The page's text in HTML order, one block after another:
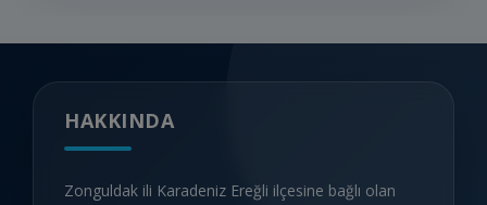
HAKKINDA
Zonguldak ili Karadeniz Ereğli ilçesine bağlı olan